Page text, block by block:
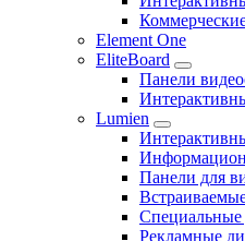
Element One
EliteBoard
Панели
Lumien
Панели для
Специальные
Рекламные